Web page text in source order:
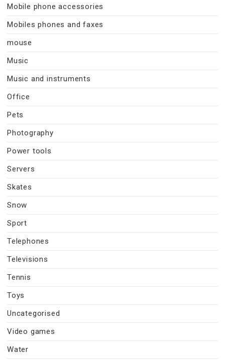
Mobile phone accessories
Mobiles phones and faxes
mouse
Music
Music and instruments
Office
Pets
Photography
Power tools
Servers
Skates
Snow
Sport
Telephones
Televisions
Tennis
Toys
Uncategorised
Video games
Water